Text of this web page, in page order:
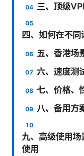
三、顶级
四、如何在不同
五、香港场
六、速度测
七、价格、
八、备用方
九、高级使用
使用